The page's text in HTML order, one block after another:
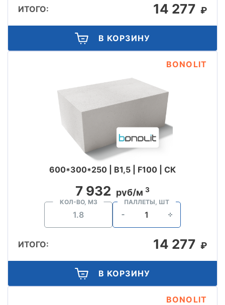
ИТОГО: 14 277 ₽
В КОРЗИНУ
BONOLIT
600*300*250 | B1,5 | F100 | СК
7 932 руб/м 3
КОЛ-ВО, М3 ПАЛЛЕТЫ, ШТ
ИТОГО: 14 277 ₽
В КОРЗИНУ
BONOLIT